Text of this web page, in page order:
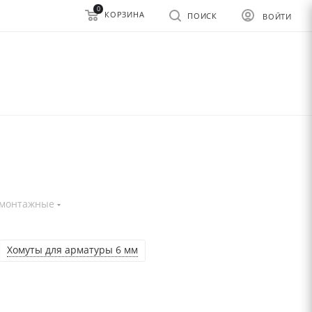
ВОЙТИ
ПОИСК
0
КОРЗИНА
Хомуты для арматуры 6 мм